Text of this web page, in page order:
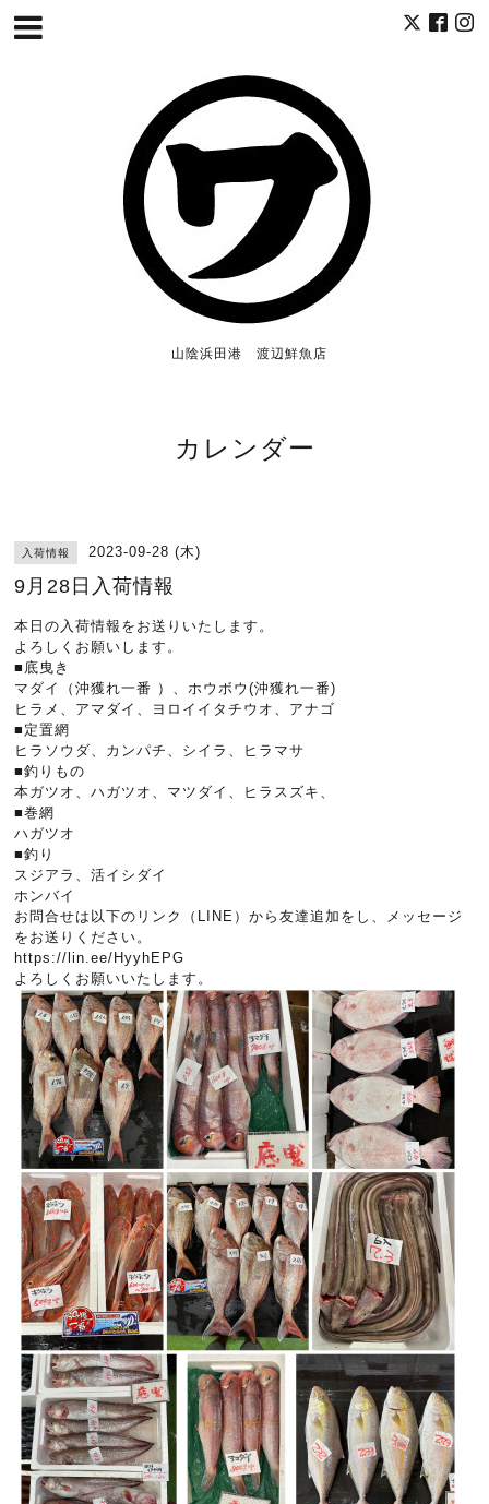
山陰浜田港 渡辺鮮魚店
カレンダー
入荷情報 2023-09-28 (木)
9月28日入荷情報
本日の入荷情報をお送りいたします。
よろしくお願いします。
■底曳き
マダイ（沖獲れ一番 ）、ホウボウ(沖獲れ一番)
ヒラメ、アマダイ、ヨロイイタチウオ、アナゴ
■定置網
ヒラソウダ、カンパチ、シイラ、ヒラマサ
■釣りもの
本ガツオ、ハガツオ、マツダイ、ヒラスズキ、
■巻網
ハガツオ
■釣り
スジアラ、活イシダイ
ホンバイ
お問合せは以下のリンク（LINE）から友達追加をし、メッセージ
をお送りください。
https://lin.ee/HyyhEPG
よろしくお願いいたします。